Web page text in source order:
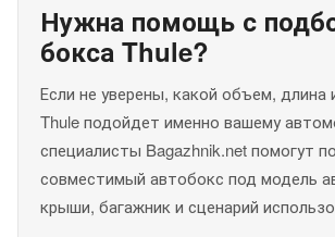
Нужна помощь с
бокса Thule?
Если не уверены, какой объем, длина
Thule подойдет именно вашему
специалисты Bagazhnik.net помогут
совместимый автобокс под модель
крыши, багажник и сценарий